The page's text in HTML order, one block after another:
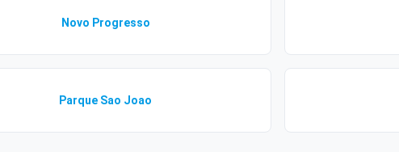
Novo Progresso
Parque Sao Joao